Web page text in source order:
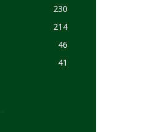
230
214
46
41